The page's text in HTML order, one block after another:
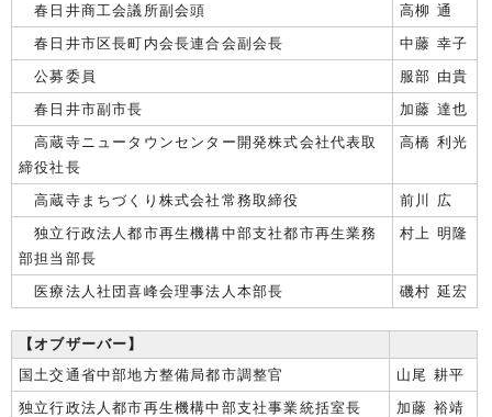
春日井商工会議所副会頭
高柳 通
春日井市区長町内会長連合会副会長
中藤 幸子
公募委員
服部 由貴
春日井市副市長
加藤 達也
高蔵寺ニュータウンセンター開発株式会社代表取
締役社長
高橋 利光
高蔵寺まちづくり株式会社常務取締役
前川 広
独立行政法人都市再生機構中部支社都市再生業務
部担当部長
村上 明隆
医療法人社団喜峰会理事法人本部長 磯村 延宏
【オブザーバー】
国土交通省中部地方整備局都市調整官
山尾 耕平
独立行政法人都市再生機構中部支社事業統括室長
加藤 裕靖